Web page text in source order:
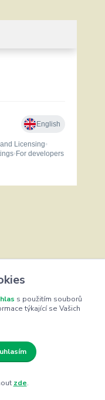
2012 - 2026
s použitím souborů
týkající se Vašich
zde.